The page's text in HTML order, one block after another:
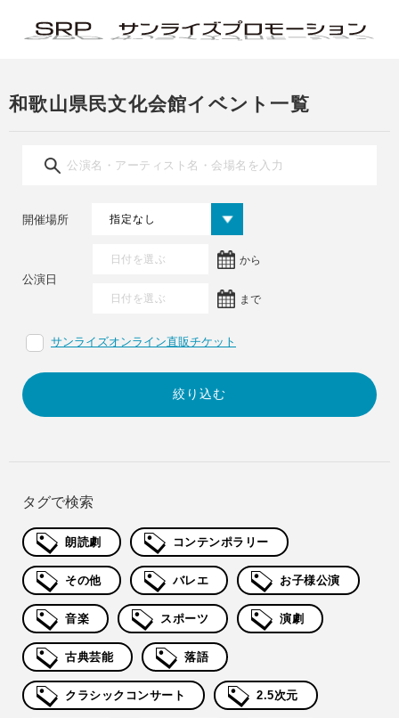
和歌山県民文化会館イベント一覧
公演日
から
まで
開催場所
サンライズオンライン直販チケット
タグで検索
朗読劇 コンテンポラリー
その他 バレエ お子様公演
音楽 スポーツ 演劇
古典芸能 落語
クラシックコンサート 2.5次元